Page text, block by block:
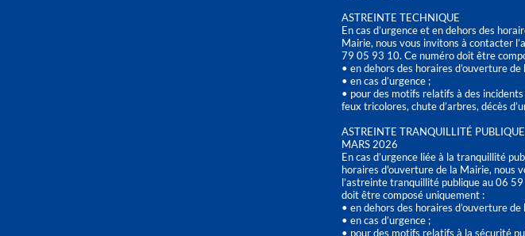
ASTREINTE TECHNIQUE
En cas d’urgence et en dehors des
Mairie, nous vous invitons à contacter
79 05 93 10. Ce numéro doit être
• en dehors des horaires d’ouverture de
• en cas d’urgence ;
• pour des motifs relatifs à des
feux tricolores, chute d’arbres, décès
ASTREINTE TRANQUILLITÉ
MARS 2026
En cas d’urgence liée à la tranquillité
horaires d'ouverture de la Mairie, nous
l’astreinte tranquillité publique au 06
doit être composé uniquement :
• en dehors des horaires d’ouverture de
• en cas d’urgence ;
• pour des motifs relatifs à la sécurité